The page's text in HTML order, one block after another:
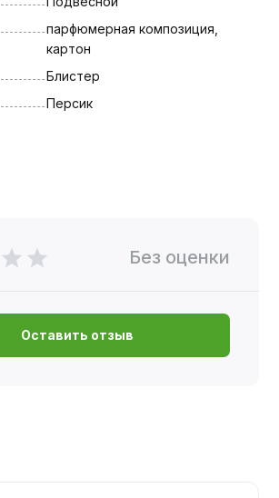
парфюмерная композиция,
картон
Блистер
Персик
Без оценки
Оставить отзыв